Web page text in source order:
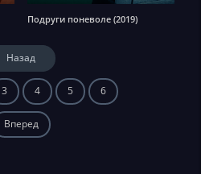
Подруги поневоле (2019)
Назад
3 4 5 6
Вперед